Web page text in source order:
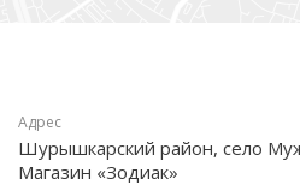
Адрес
Шурышкарский район, село
Магазин «Зодиак»